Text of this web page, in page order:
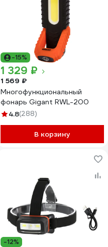
-15%
1 329 ₽
1 569 ₽
Многофункциональный
фонарь Gigant RWL-200
4.8(288)
В корзину
-12%